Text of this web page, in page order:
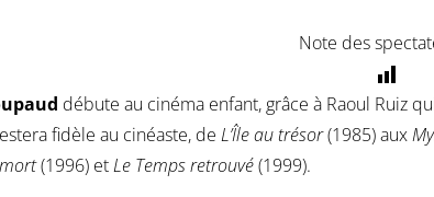
Note des
débute au cinéma enfant, grâce à Raoul Ruiz
fidèle au cinéaste, de L’Île au trésor(1985) aux
(1996) etLe Temps retrouvé(1999).